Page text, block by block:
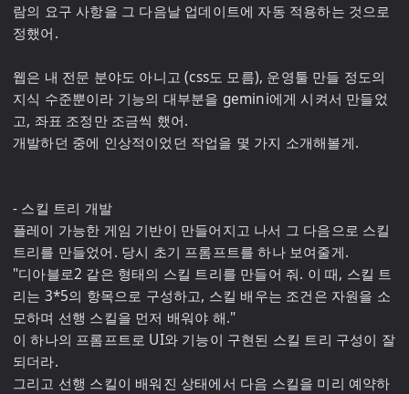
람의 요구 사항을 그 다음날 업데이트에 자동 적용하는 것으로
정했어.
웹은 내 전문 분야도 아니고 (css도 모름), 운영툴 만들 정도의
지식 수준뿐이라 기능의 대부분을 gemini에게 시켜서 만들었
고, 좌표 조정만 조금씩 했어.
개발하던 중에 인상적이었던 작업을 몇 가지 소개해볼게.
- 스킬 트리 개발
플레이 가능한 게임 기반이 만들어지고 나서 그 다음으로 스킬
트리를 만들었어. 당시 초기 프롬프트를 하나 보여줄게.
"디아블로2 같은 형태의 스킬 트리를 만들어 줘. 이 때, 스킬 트
리는 3*5의 항목으로 구성하고, 스킬 배우는 조건은 자원을 소
모하며 선행 스킬을 먼저 배워야 해."
이 하나의 프롬프트로 UI와 기능이 구현된 스킬 트리 구성이 잘
되더라.
그리고 선행 스킬이 배워진 상태에서 다음 스킬을 미리 예약하